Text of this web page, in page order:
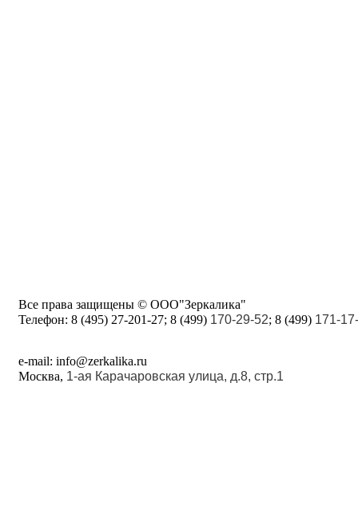
Все права защищены © ООО"Зеркалика"
Телефон: 8 (495) 27-201-27; 8 (499) 170-29-52; 8 (499) 171-
e-mail: info@zerkalika.ru
Москва, 1-ая Карачаровская улица, д.8, стр.1